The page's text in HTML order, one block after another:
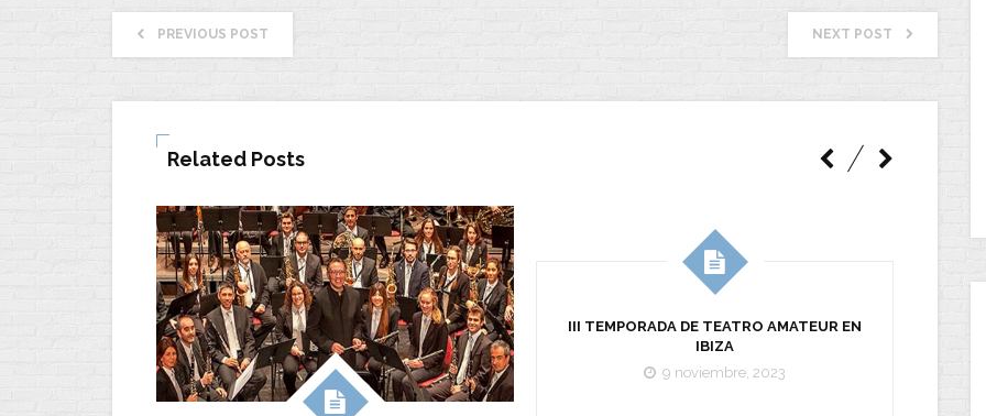
PREVIOUS POST NEXT POST
Related Posts
III TEMPORADA DE TEATRO AMATEUR EN
IBIZA
9 noviembre, 2023